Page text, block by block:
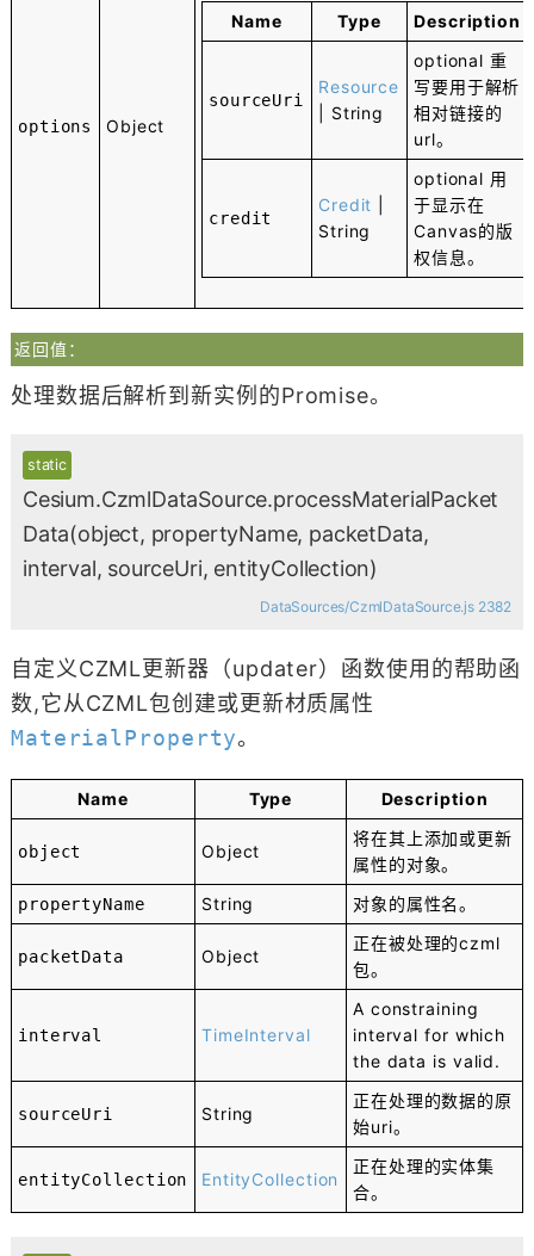
options Object
Name Type Description
sourceUri
Resource
String
optional 重
写要用于解析
相对链接的
url。
credit
Credit
String
optional 用
于显示在
Canvas的版
权信息。
返回值：
处理数据后解析到新实例的Promise。
static
Cesium.CzmlDataSource.processMaterialPacket
Data(object, propertyName, packetData,
interval, sourceUri, entityCollection)
DataSources/CzmlDataSource.js 2382
自定义CZML更新器（updater）函数使用的帮助函
数,它从CZML包创建或更新材质属性
MaterialProperty。
Name Type Description
object Object
将在其上添加或更新
属性的对象。
propertyName String 对象的属性名。
packetData Object
正在被处理的czml
包。
interval TimeInterval
A constraining
interval for which
the data is valid.
sourceUri String
正在处理的数据的原
始uri。
entityCollection EntityCollection
正在处理的实体集
合。